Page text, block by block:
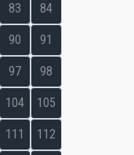
83 84
90 91
97 98
104 105
111 112